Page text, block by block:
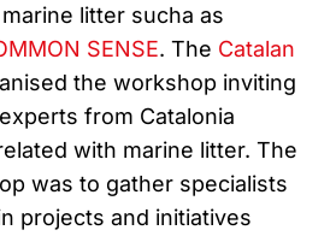
litter sucha as
SENSE. The Catalan
the workshop inviting
from Catalonia
with marine litter. The
was to gather specialists
projects and initiatives